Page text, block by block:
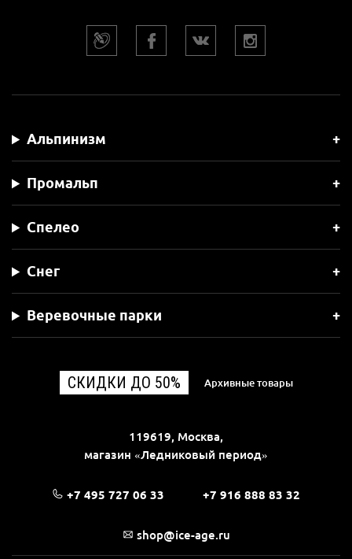
Альпинизм
Промальп
Спелео
Снег
Веревочные парки
СКИДКИ ДО 50% Архивные товары
119619, Москва,
магазин «Ледниковый период»
+7 495 727 06 33 +7 916 888 83 32
shop@ice-age.ru